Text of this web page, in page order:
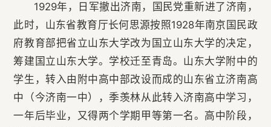
1929年，日军撤出济南，国民党重新进了济南，
此时，山东省教育厅长何思源按照1928年南京国民政
府教育部把省立山东大学改为国立山东大学的决定，
筹建国立山东大学。学校迁至青岛。山东大学附中的
学生，转入由附中高中部改设而成的山东省立济南高
中（今济南一中），季羡林从此转入济南高中学习，
一年后毕业，又得两个学期甲等第一名。高中阶段，